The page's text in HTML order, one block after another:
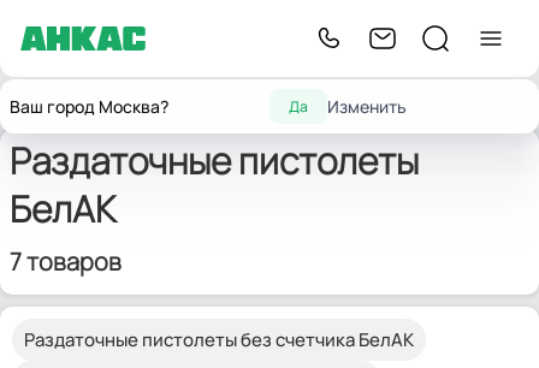
Ваш город Москва? Да Изменить
Главнаядля автосервиса
замены масел и смазок пистолеты
Раздаточные пистолеты
БелАК
7 товаров
Раздаточные пистолеты без счетчика БелАК